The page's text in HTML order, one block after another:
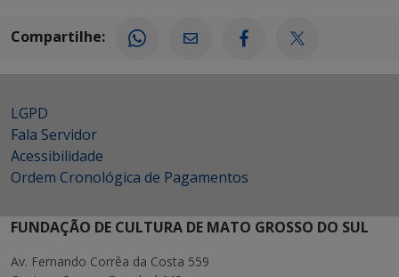
Compartilhe:
LGPD
Fala Servidor
Acessibilidade
Ordem Cronológica de Pagamentos
FUNDAÇÃO DE CULTURA DE MATO GROSSO DO SUL
Av. Fernando Corrêa da Costa 559